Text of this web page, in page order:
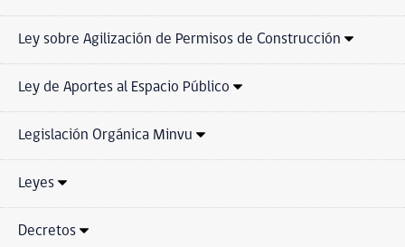
Ley sobre Agilización de Permisos de Construcción
Ley de Aportes al Espacio Público
Legislación Orgánica Minvu
Leyes
Decretos